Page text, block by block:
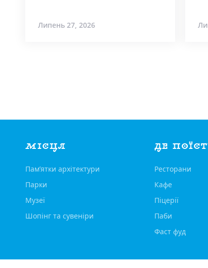
Липень 27, 2026
МІСЦЯ
Пам’ятки архітектури
Парки
Музеї
Шопінг та сувеніри
ДЕ
Ресторани
Кафе
Піцерії
Паби
Фаст фуд